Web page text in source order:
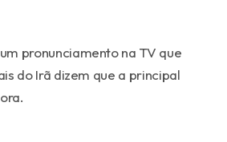
pronunciamento na TV que
do Irã dizem que a principal